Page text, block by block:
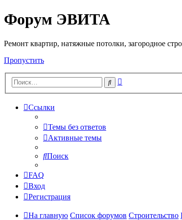
Регистрация
Форум ЭВИТА
Ремонт квартир, натяжные потолки, загородное
Пропустить
Поиск
Ссылки
Темы без ответов
Активные темы
Поиск
FAQ
Вход
Регистрация
На главную Список форумов Строительство